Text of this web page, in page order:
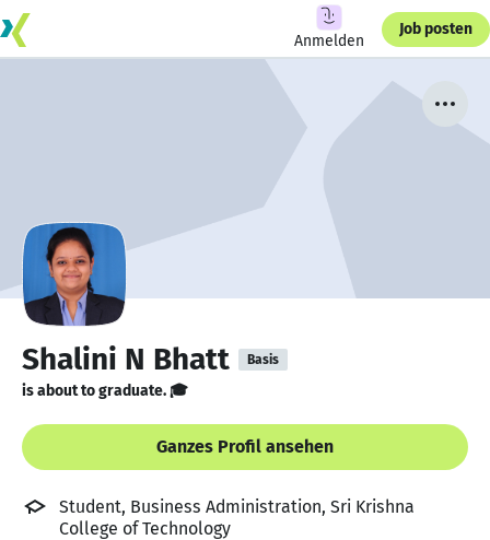
Anmelden
Job posten
Shalini N Bhatt Basis
is about to graduate. 🎓
Ganzes Profil ansehen
Student, Business Administration, Sri Krishna
College of Technology